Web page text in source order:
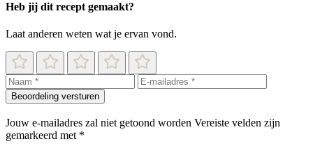
Heb jij dit recept gemaakt?
Laat anderen weten wat je ervan vond.
Beoordeling versturen
Jouw e-mailadres zal niet getoond worden Vereiste velden zijn
gemarkeerd met *